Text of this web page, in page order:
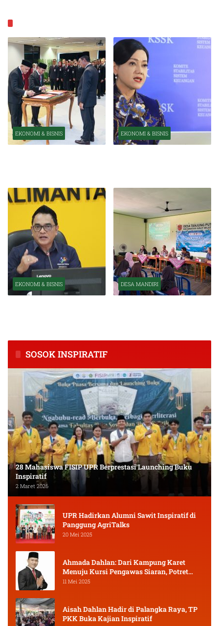
EKONOMI & BISNIS EKONOMI & BISNIS
EKONOMI & BISNIS DESA MANDIRI
SOSOK INSPIRATIF
28 Mahasiswa FISIP UPR Berprestasi Launching Buku
Inspiratif
2 Maret 2026
UPR Hadirkan Alumni Sawit Inspiratif di
Panggung AgriTalks
20 Mei 2025
Ahmada Dahlan: Dari Kampung Karet
Menuju Kursi Pengawas Siaran, Potret
Pejuang Muda Kalimantan Tengah
11 Mei 2025
Aisah Dahlan Hadir di Palangka Raya, TP
PKK Buka Kajian Inspiratif